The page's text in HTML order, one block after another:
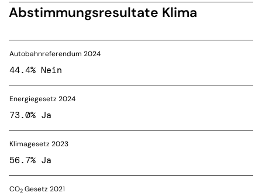
Abstimmungsresultate Klima
Autobahnreferendum 2024
44.4% Nein
Energiegesetz 2024
73.0% Ja
Klimagesetz 2023
56.7% Ja
CO2 Gesetz 2021